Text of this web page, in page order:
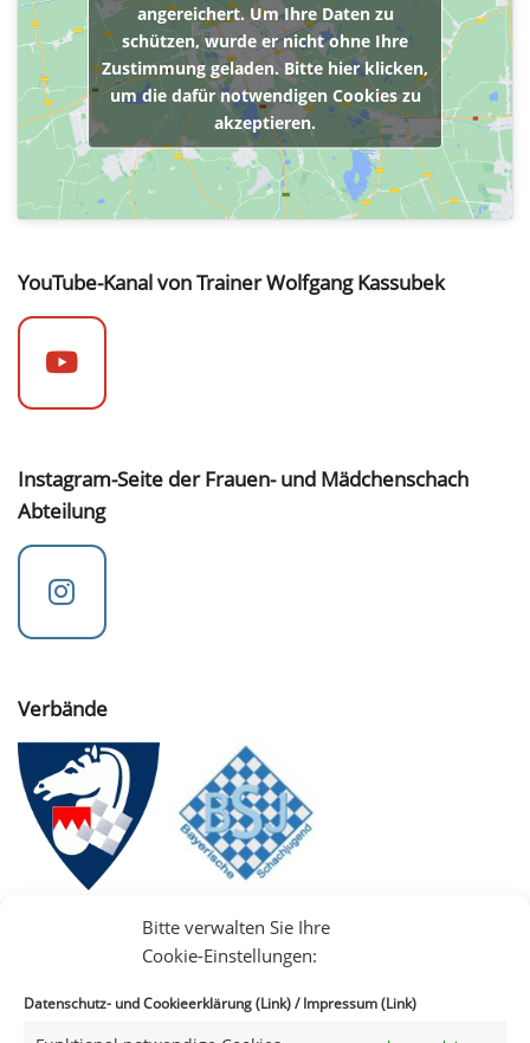
Bitte verwalten Sie Ihre
Cookie-Einstellungen:
Datenschutz- und Cookieerklärung (Link)/Impressum (Link)
angereichert. Um Ihre Daten zu
schützen, wurde er nicht ohne Ihre
Zustimmung geladen. Bitte hier klicken,
um die dafür notwendigen Cookies zu
akzeptieren.
YouTube-Kanal von Trainer Wolfgang Kassubek
Instagram-Seite der Frauen- und Mädchenschach
Abteilung
Verbände